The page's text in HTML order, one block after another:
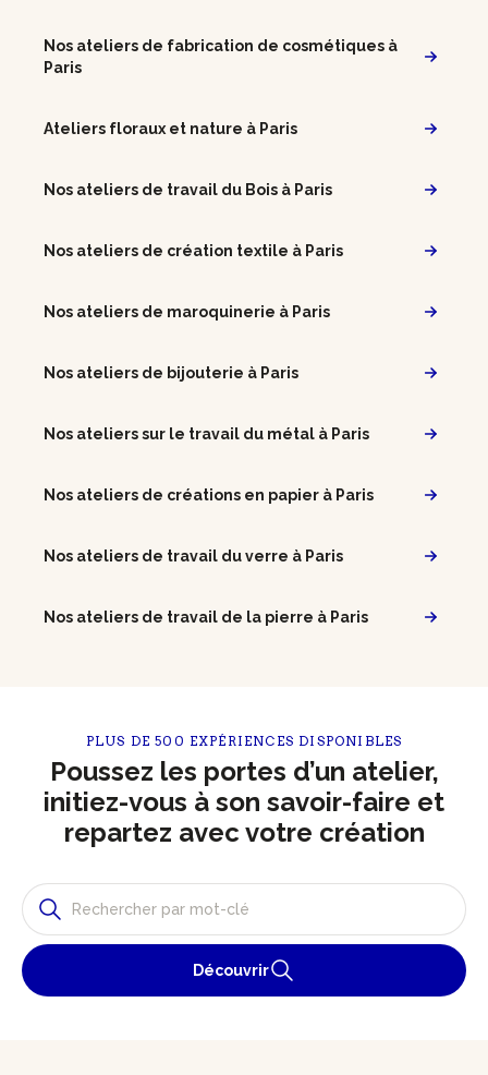
Nos ateliers de fabrication de cosmétiques à
Paris
Ateliers floraux et nature à Paris
Nos ateliers de travail du Bois à Paris
Nos ateliers de création textile à Paris
Nos ateliers de maroquinerie à Paris
Nos ateliers de bijouterie à Paris
Nos ateliers sur le travail du métal à Paris
Nos ateliers de créations en papier à Paris
Nos ateliers de travail du verre à Paris
Nos ateliers de travail de la pierre à Paris
PLUS DE 500 EXPÉRIENCES DISPONIBLES
Poussez les portes d’un atelier,
initiez-vous à son savoir-faire et
repartez avec votre création
Découvrir